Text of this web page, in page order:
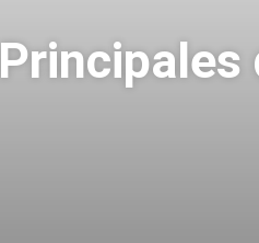
Principales